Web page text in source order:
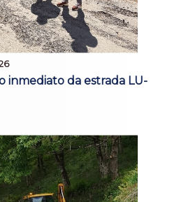
inmediato da estrada LU-